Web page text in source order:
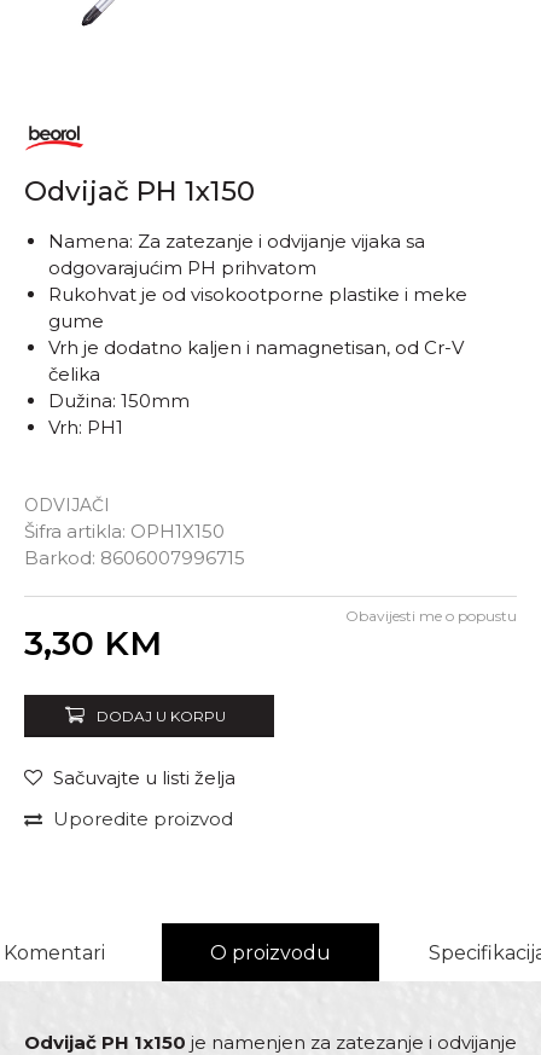
Odvijač PH 1x150
ODVIJAČI
Šifra artikla: OPH1X150
Barkod: 8606007996715
Namena: Za zatezanje i odvijanje vijaka sa
odgovarajućim PH prihvatom
Rukohvat je od visokootporne plastike i meke
gume
Vrh je dodatno kaljen i namagnetisan, od Cr-V
čelika
Dužina: 150mm
Vrh: PH1
3,30 KM
Obavijesti me o popustu
DODAJ U KORPU
Sačuvajte u listi želja
Uporedite proizvod
Komentari O proizvodu
Odvijač PH 1x150 je namenjen za zatezanje i odvijanje